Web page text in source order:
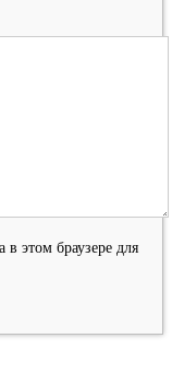
этом браузере для